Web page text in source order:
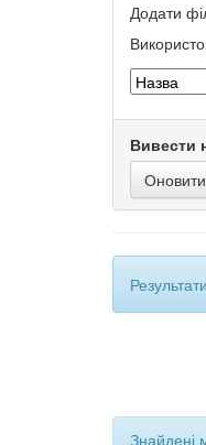
Додати
Вивести
Знайдені